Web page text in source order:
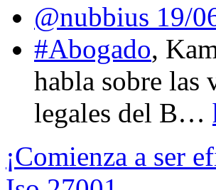
@nubbius 19/
#Abogado,
habla sobre las
legales del B…
¡Comienza a ser